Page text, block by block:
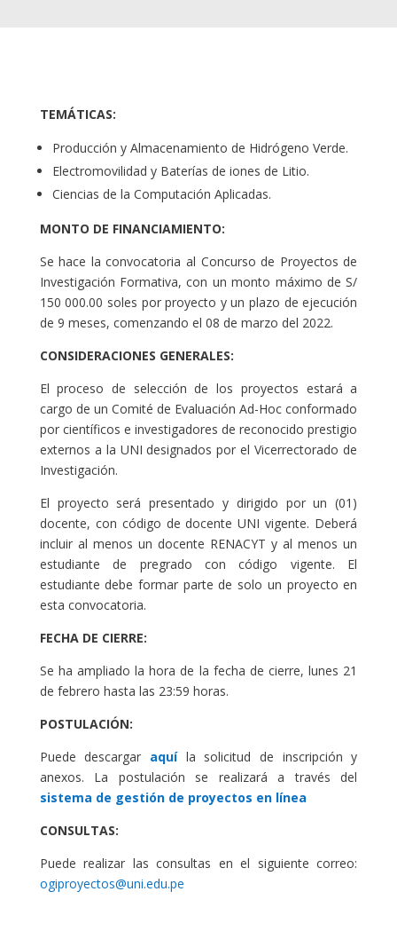
TEMÁTICAS:
Producción y Almacenamiento de Hidrógeno Verde.
Electromovilidad y Baterías de iones de Litio.
Ciencias de la Computación Aplicadas.
MONTO DE FINANCIAMIENTO:
Se hace la convocatoria al Concurso de Proyectos de
Investigación Formativa, con un monto máximo de S/
150 000.00 soles por proyecto y un plazo de ejecución
de 9 meses, comenzando el 08 de marzo del 2022.
CONSIDERACIONES GENERALES:
El proceso de selección de los proyectos estará a
cargo de un Comité de Evaluación Ad-Hoc conformado
por científicos e investigadores de reconocido prestigio
externos a la UNI designados por el Vicerrectorado de
Investigación.
El proyecto será presentado y dirigido por un (01)
docente, con código de docente UNI vigente. Deberá
incluir al menos un docente RENACYT y al menos un
estudiante de pregrado con código vigente. El
estudiante debe formar parte de solo un proyecto en
esta convocatoria.
FECHA DE CIERRE:
Se ha ampliado la hora de la fecha de cierre, lunes 21
de febrero hasta las 23:59 horas.
POSTULACIÓN:
Puede descargar aquíla solicitud de inscripción y
anexos. La postulación se realizará a través del
sistema de gestión de proyectos en línea
CONSULTAS:
Puede realizar las consultas en el siguiente correo:
ogiproyectos@uni.edu.pe